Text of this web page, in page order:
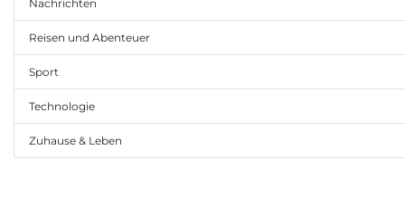
Nachrichten
Reisen und Abenteuer
Sport
Technologie
Zuhause & Leben